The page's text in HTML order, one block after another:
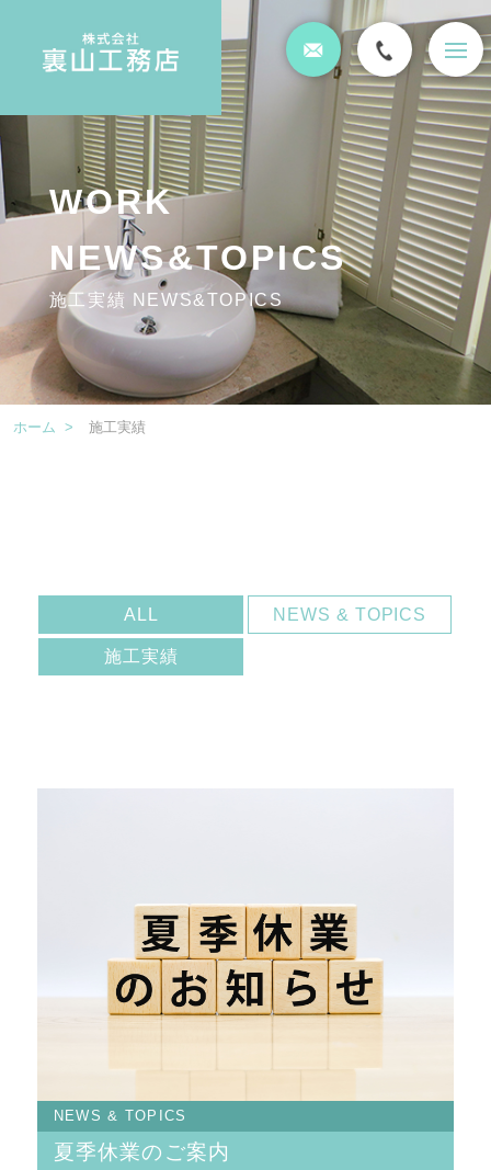
t
g
g
l
e
n
a
v
i
g
a
t
i
o
WORK
NEWS&TOPICS
施工実績 NEWS&TOPICS
ホーム > 施工実績
ALL NEWS & TOPICS
施工実績
NEWS & TOPICS
夏季休業のご案内